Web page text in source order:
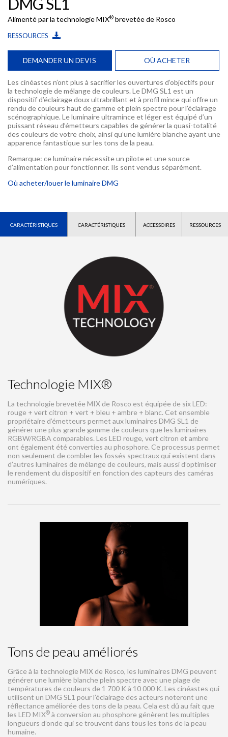
Alimenté par la technologie MIX® brevetée de Rosco
RESSOURCES
DEMANDER UN DEVIS OÙ ACHETER
Les cinéastes n’ont plus à sacrifier les ouvertures d’objectifs pour
la technologie de mélange de couleurs. Le DMG SL1 est un
dispositif d’éclairage doux ultrabrillant et à profil mince qui offre un
rendu de couleurs haut de gamme et plein spectre pour l’éclairage
scénographique. Le luminaire ultramince et léger est équipé d’un
puissant réseau d’émetteurs capables de générer la quasi-totalité
des couleurs de votre choix, ainsi qu’une lumière blanche ayant une
apparence fantastique sur les tons de la peau.
Remarque: ce luminaire nécessite un pilote et une source
d’alimentation pour fonctionner. Ils sont vendus séparément.
Où acheter/louer le luminaire DMG
CARACTÉRISTIQUES CARACTÉRISTIQUES ACCESSOIRES RESSOURCES
Technologie MIX®
La technologie brevetée MIX de Rosco est équipée de six LED:
rouge + vert citron + vert + bleu + ambre + blanc. Cet ensemble
propriétaire d’émetteurs permet aux luminaires DMG SL1 de
générer une plus grande gamme de couleurs que les luminaires
RGBW/RGBA comparables. Les LED rouge, vert citron et ambre
ont également été converties au phosphore. Ce processus permet
non seulement de combler les fossés spectraux qui existent dans
d’autres luminaires de mélange de couleurs, mais aussi d’optimiser
le rendement du dispositif en fonction des capteurs des caméras
numériques.
Tons de peau améliorés
Grâce à la technologie MIX de Rosco, les luminaires DMG peuvent
générer une lumière blanche plein spectre avec une plage de
températures de couleurs de 1 700 K à 10 000 K. Les cinéastes qui
utilisent un DMG SL1 pour l’éclairage des acteurs noteront une
réflectance améliorée des tons de la peau. Cela est dû au fait que
les LED MIX® à conversion au phosphore génèrent les multiples
longueurs d’onde qui se trouvent dans tous les tons de la peau
humaine.